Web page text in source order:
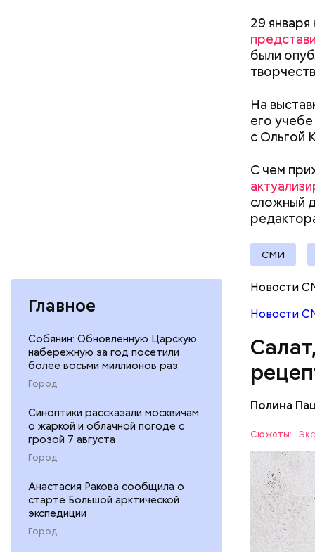
Главное
Собянин: Обновленную Царскую
набережную за год посетили
более восьми миллионов раз
Город
Синоптики рассказали москвичам
о жаркой и облачной погоде с
грозой 7 августа
Город
Анастасия Ракова сообщила о
старте Большой арктической
экспедиции
Город
29
были
На
его
с Ольгой
С чем
сложный
СМИ
Новости
Новости
Полина
Сюжеты:
чеснок;
соль.
ЕДА
Вред
Фото: